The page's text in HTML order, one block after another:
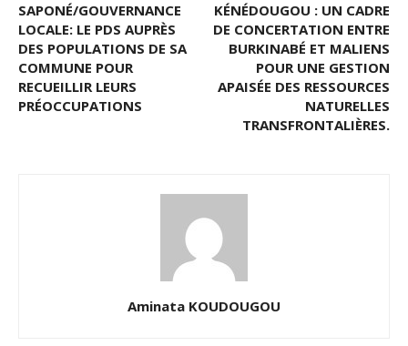
SAPONÉ/GOUVERNANCE
LOCALE: LE PDS AUPRÈS
DES POPULATIONS DE SA
COMMUNE POUR
RECUEILLIR LEURS
PRÉOCCUPATIONS
KÉNÉDOUGOU : UN CADRE
DE CONCERTATION ENTRE
BURKINABÉ ET MALIENS
POUR UNE GESTION
APAISÉE DES RESSOURCES
NATURELLES
TRANSFRONTALIÈRES.
Aminata KOUDOUGOU